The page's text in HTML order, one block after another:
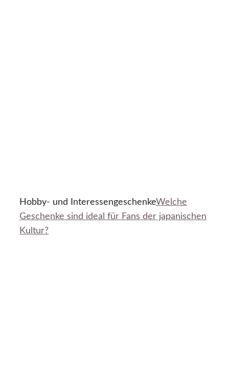
Hobby- und InteressengeschenkeWelche
Geschenke sind ideal für Fans der japanischen
Kultur?